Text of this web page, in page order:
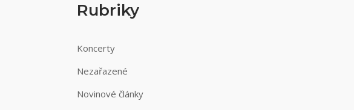
Rubriky
Koncerty
Nezařazené
Novinové články